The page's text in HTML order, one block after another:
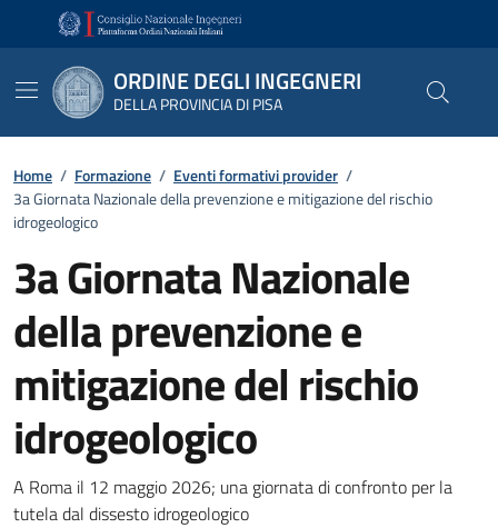
Vai ai contenuti
Vai al footer
ORDINE DEGLI INGEGNERI
DELLA PROVINCIA DI PISA
Home / Formazione / Eventi formativi provider /
3a Giornata Nazionale della prevenzione e mitigazione del rischio
idrogeologico
3a Giornata Nazionale
della prevenzione e
mitigazione del rischio
idrogeologico
Dettagli
A Roma il 12 maggio 2026; una giornata di confronto per la
tutela dal dissesto idrogeologico